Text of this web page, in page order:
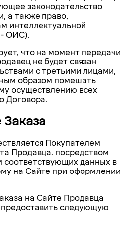
законодательство
а также право,
интеллектуальной
- ОИС).
что на момент передачи
не будет связан
с третьими лицами,
образом помешать
осуществлению всех
Договора.
Покупателем
Продавца. посредством
соответствующих данных в
на Сайте при оформлении
на Сайте Продавца
предоставить следующую